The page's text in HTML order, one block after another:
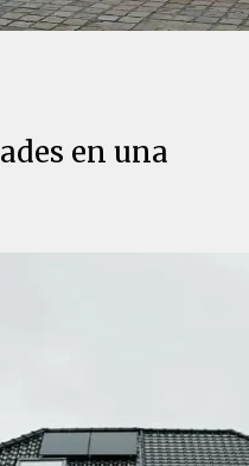
en una